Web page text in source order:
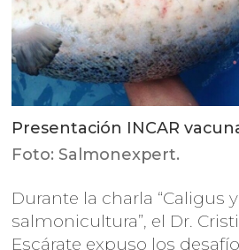
Presentación INCAR
Foto: Salmonexpert.
Durante la charla “Caligus
salmonicultura”, el Dr.
Escárate expuso los